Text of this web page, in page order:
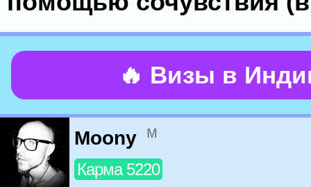
🔥 Визы в
Moony м
Карма 5220